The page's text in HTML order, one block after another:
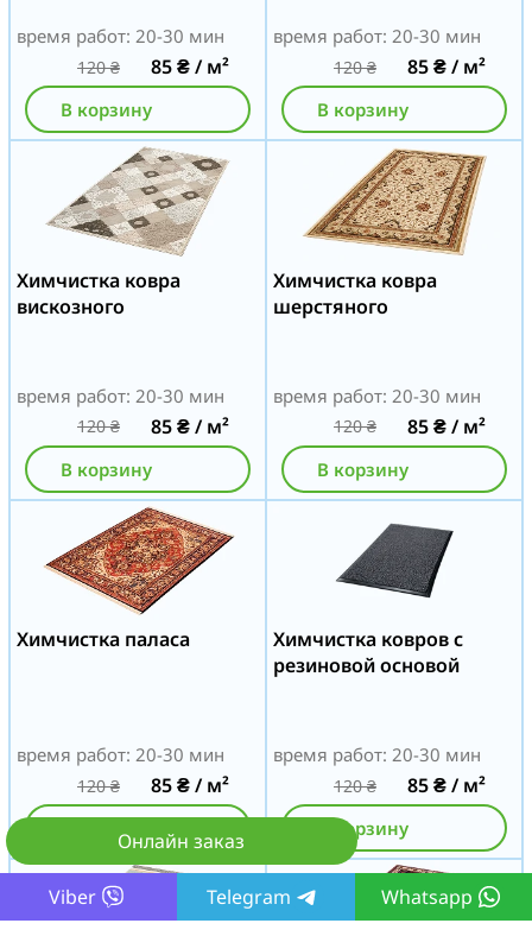
Онлайн заказ
Viber Telegram Whatsapp
время работ: 20-30 мин
120₴ 85₴/ м²
В корзину
время работ: 20-30 мин
120₴ 85₴/ м²
В корзину
Химчистка ковра
вискозного
время работ: 20-30 мин
120₴ 85₴/ м²
В корзину
Химчистка ковра
шерстяного
время работ: 20-30 мин
120₴ 85₴/ м²
В корзину
Химчистка паласа
время работ: 20-30 мин
120₴ 85₴/ м²
В корзину
Химчистка ковров с
резиновой основой
время работ: 20-30 мин
120₴ 85₴/ м²
В корзину